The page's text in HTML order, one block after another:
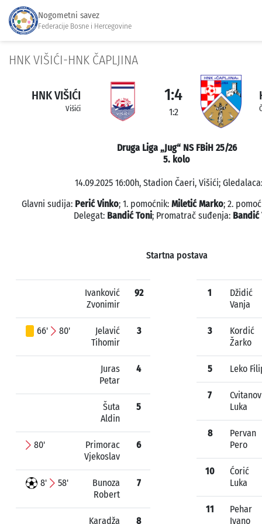
Nogometni savez
Federacije Bosne i Hercegovine
HNK VIŠIĆI-HNK ČAPLJINA
HNK VIŠIĆI
Višići
1:4
1:2
Druga Liga „Jug“ NS FBiH 25/26
5. kolo
14.09.2025 16:00h, Stadion Čaeri, Višići;
Glavni sudija: Perić Vinko; 1. pomoćnik: Miletić Marko; 2.
Delegat: Bandić Toni; Promatrač suđenja: Bandić
Startna postava
Ivanković
Zvonimir
92
66' 80'
Jelavić
Tihomir
3
Juras
Petar
4
Šuta
Aldin
5
80'
Primorac
Vjekoslav
6
8' 58'
Bunoza
Robert
7
Karadža 8
1
Džidić
Vanja
3
Kordić
Žarko
5 Leko
7
Luka
8
Pervan
Pero
10
Ćorić
Luka
11
Pehar
Ivano